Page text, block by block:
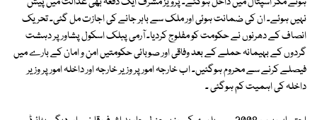
نہیں ہوئے۔ ان کی ضمانت ہوئی اور ملک سے باہر جانے کی اجازت مل گئی۔ تحریک
انصاف کے دھرنوں نے حکومت کو مفلوج کردیا۔ آرمی پبلک اسکول پشاور پر دہشت
گردوں کے بہیمانہ حملے کے بعد وفاقی اور صوبائی حکومتیں امن و امان کے بارے میں
فیصلے کرنے سے محروم ہوگئیں۔ اب خارجہ امور پر وزیر خارجہ اور داخلہ امور پر وزیر
داخلہ کی اہمیت کم ہوگئی ۔